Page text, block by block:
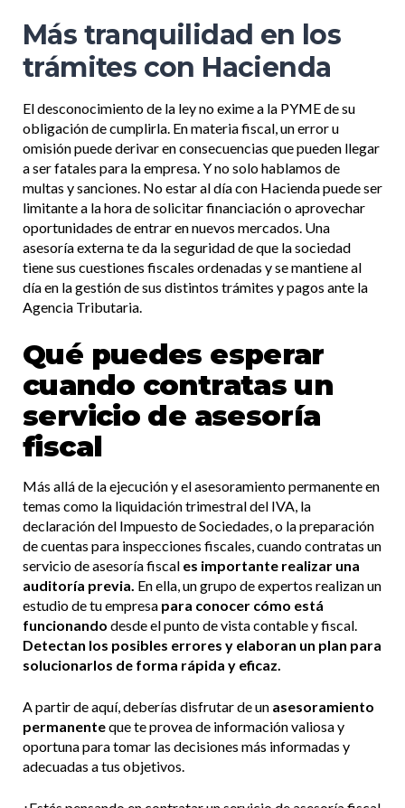
Más tranquilidad en los
trámites con Hacienda
El desconocimiento de la ley no exime a la PYME de su
obligación de cumplirla. En materia fiscal, un error u
omisión puede derivar en consecuencias que pueden llegar
a ser fatales para la empresa. Y no solo hablamos de
multas y sanciones. No estar al día con Hacienda puede ser
limitante a la hora de solicitar financiación o aprovechar
oportunidades de entrar en nuevos mercados. Una
asesoría externa te da la seguridad de que la sociedad
tiene sus cuestiones fiscales ordenadas y se mantiene al
día en la gestión de sus distintos trámites y pagos ante la
Agencia Tributaria.
Qué puedes esperar
cuando contratas un
servicio de asesoría
fiscal
Más allá de la ejecución y el asesoramiento permanente en
temas como la liquidación trimestral del IVA, la
declaración del Impuesto de Sociedades, o la preparación
de cuentas para inspecciones fiscales, cuando contratas un
servicio de asesoría fiscal es importante realizar una
auditoría previa. En ella, un grupo de expertos realizan un
estudio de tu empresa para conocer cómo está
funcionando desde el punto de vista contable y fiscal.
Detectan los posibles errores y elaboran un plan para
solucionarlos de forma rápida y eficaz.
A partir de aquí, deberías disfrutar de un asesoramiento
permanenteque te provea de información valiosa y
oportuna para tomar las decisiones más informadas y
adecuadas a tus objetivos.